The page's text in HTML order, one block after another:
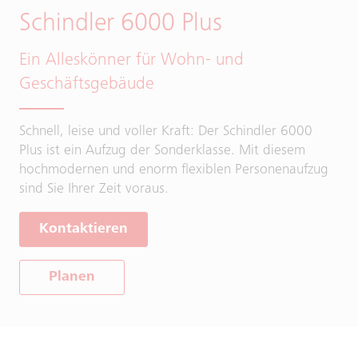
Schindler 6000 Plus
Ein Alleskönner für Wohn- und
Geschäftsgebäude
Schnell, leise und voller Kraft: Der Schindler 6000
Plus ist ein Aufzug der Sonderklasse. Mit diesem
hochmodernen und enorm flexiblen Personenaufzug
sind Sie Ihrer Zeit voraus.
Kontaktieren
Planen